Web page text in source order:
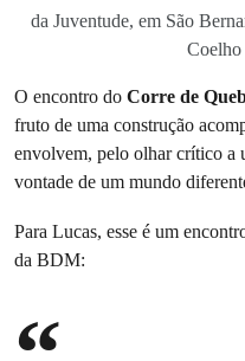
da Juventude, em São
Coelho
O encontro do Corre de
fruto de uma construção
envolvem, pelo olhar crítico a
vontade de um mundo
Para Lucas, esse é um
da BDM: